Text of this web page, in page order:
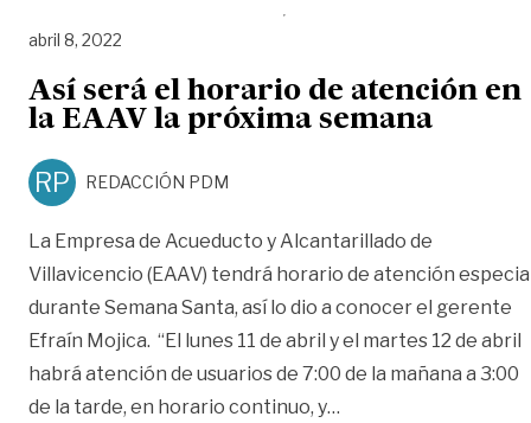
abril 8, 2022
Así será el horario de atención en
la EAAV la próxima semana
RP REDACCIÓN PDM
La Empresa de Acueducto y Alcantarillado de
Villavicencio (EAAV) tendrá horario de atención
durante Semana Santa, así lo dio a conocer el gerente
Efraín Mojica. “El lunes 11 de abril y el martes 12 de abril
habrá atención de usuarios de 7:00 de la mañana a 3:00
de la tarde, en horario continuo, y…